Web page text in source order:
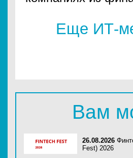
Еще ИТ-
Вам
26.08.2026
Fest) 2026